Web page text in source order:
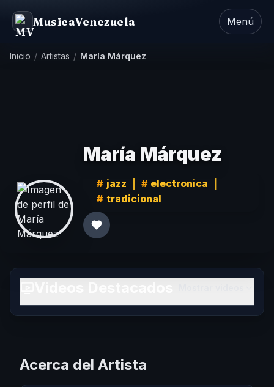
MusicaVenezuela Menú
Inicio / Artistas / María Márquez
María Márquez
jazz electronica
tradicional
Acerca del Artista